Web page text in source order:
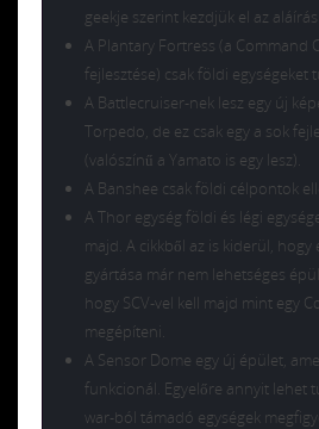
geekje szerint kezdjük el az
A Plantary Fortress (a Command
fejlesztése) csak földi egységeket
A Battlecruiser-nek lesz egy új
Torpedo, de ez csak egy a sok
(valószínű a Yamato is egy lesz).
A Banshee csak földi célpontok
A Thor egység földi és légi
majd. A cikkből az is kiderül,
gyártása már nem lehetséges
hogy SCV-vel kell majd mint egy
megépíteni.
A Sensor Dome egy új épület,
funkcionál. Egyelőre annyit lehet
war-ból támadó egységek